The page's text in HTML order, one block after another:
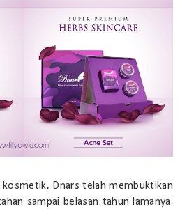
kosmetik, Dnars telah membuktikan
sampai belasan tahun lamanya.